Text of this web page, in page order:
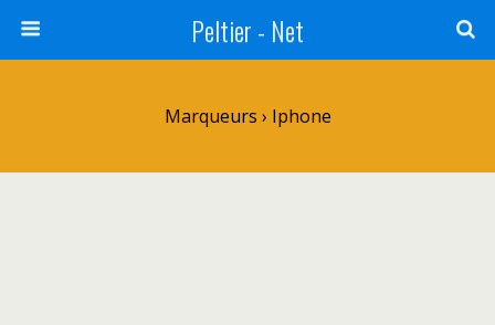
Peltier - Net
Marqueurs › Iphone